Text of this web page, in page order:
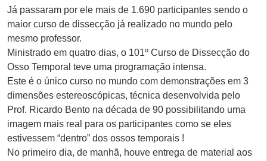
Já passaram por ele mais de 1.690 participantes sendo o
maior curso de dissecção já realizado no mundo pelo
mesmo professor.
Ministrado em quatro dias, o 101º Curso de Dissecção do
Osso Temporal teve uma programação intensa.
Este é o único curso no mundo com demonstrações em 3
dimensões estereoscópicas, técnica desenvolvida pelo
Prof. Ricardo Bento na década de 90 possibilitando uma
imagem mais real para os participantes como se eles
estivessem “dentro” dos ossos temporais !
No primeiro dia, de manhã, houve entrega de material aos